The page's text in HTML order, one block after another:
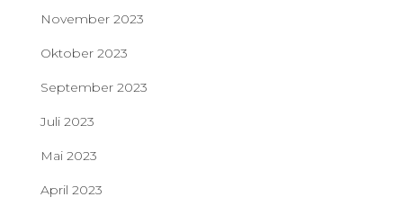
November 2023
Oktober 2023
September 2023
Juli 2023
Mai 2023
April 2023